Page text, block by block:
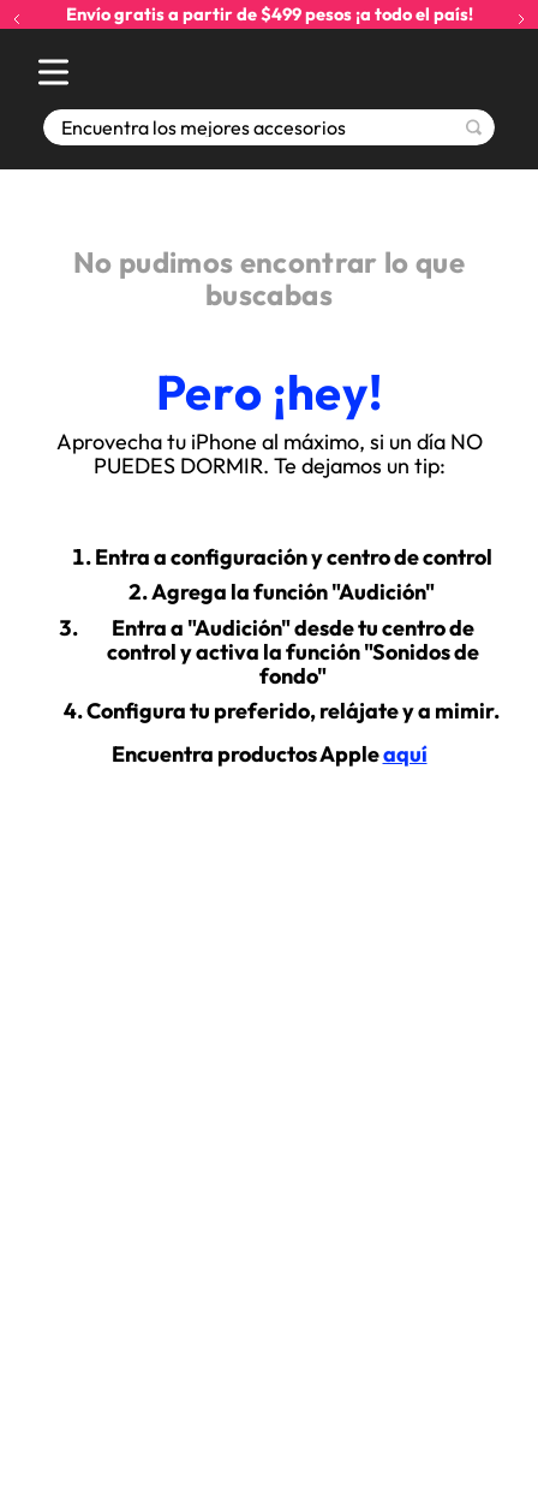
Envío gratis a partir de $499 pesos ¡a todo el país!
Encuentra los mejores accesorios
No pudimos encontrar lo que
buscabas
Pero ¡hey!
Aprovecha tu iPhone al máximo, si un día NO
PUEDES DORMIR. Te dejamos un tip:
Entra a configuración y centro de control
Agrega la función "Audición"
Entra a "Audición" desde tu centro de
control y activa la función "Sonidos de
fondo"
Configura tu preferido, relájate y a mimir.
Encuentra productos Appleaquí